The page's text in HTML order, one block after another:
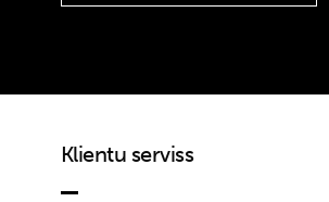
Klientu serviss